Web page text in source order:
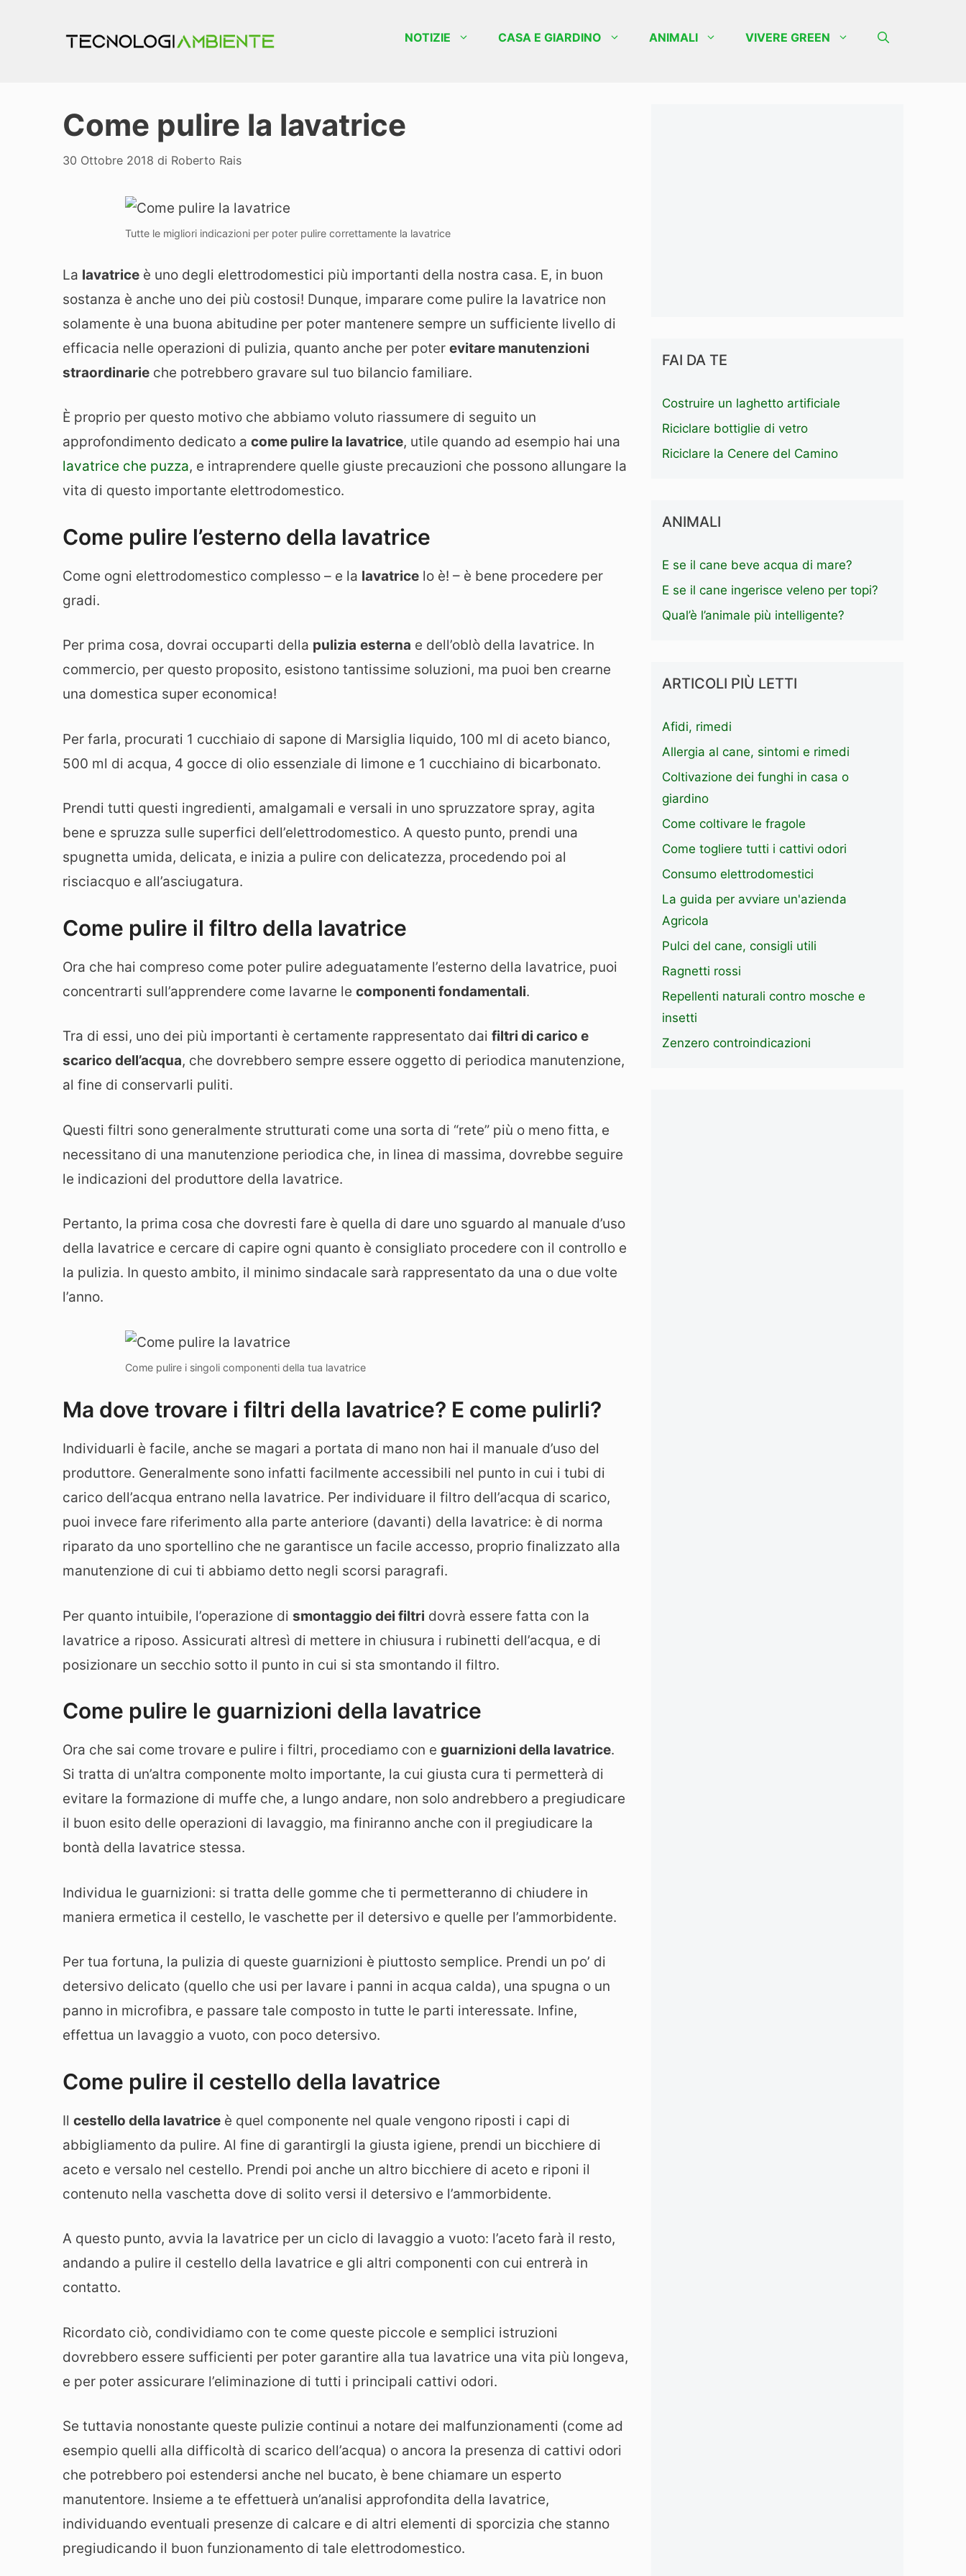
NOTIZIE CASA E GIARDINO ANIMALI VIVERE GREEN
Come pulire la lavatrice
30 Ottobre 2018 di Roberto Rais
Tutte le migliori indicazioni per poter pulire correttamente la lavatrice
La lavatrice è uno degli elettrodomestici più importanti della nostra casa. E, in buon
sostanza è anche uno dei più costosi! Dunque, imparare come pulire la lavatrice non
solamente è una buona abitudine per poter mantenere sempre un sufficiente livello di
efficacia nelle operazioni di pulizia, quanto anche per poter evitare manutenzioni
straordinarie che potrebbero gravare sul tuo bilancio familiare.
È proprio per questo motivo che abbiamo voluto riassumere di seguito un
approfondimento dedicato a come pulire la lavatrice, utile quando ad esempio hai una
lavatrice che puzza, e intraprendere quelle giuste precauzioni che possono allungare la
vita di questo importante elettrodomestico.
Come pulire l’esterno della lavatrice
Come ogni elettrodomestico complesso – e la lavatrice lo è! – è bene procedere per
gradi.
Per prima cosa, dovrai occuparti della pulizia esterna e dell’oblò della lavatrice. In
commercio, per questo proposito, esistono tantissime soluzioni, ma puoi ben crearne
una domestica super economica!
Per farla, procurati 1 cucchiaio di sapone di Marsiglia liquido, 100 ml di aceto bianco,
500 ml di acqua, 4 gocce di olio essenziale di limone e 1 cucchiaino di bicarbonato.
Prendi tutti questi ingredienti, amalgamali e versali in uno spruzzatore spray, agita
bene e spruzza sulle superfici dell’elettrodomestico. A questo punto, prendi una
spugnetta umida, delicata, e inizia a pulire con delicatezza, procedendo poi al
risciacquo e all’asciugatura.
Come pulire il filtro della lavatrice
Ora che hai compreso come poter pulire adeguatamente l’esterno della lavatrice, puoi
concentrarti sull’apprendere come lavarne le componenti fondamentali.
Tra di essi, uno dei più importanti è certamente rappresentato dai filtri di carico e
scarico dell’acqua, che dovrebbero sempre essere oggetto di periodica manutenzione,
al fine di conservarli puliti.
Questi filtri sono generalmente strutturati come una sorta di “rete” più o meno fitta, e
necessitano di una manutenzione periodica che, in linea di massima, dovrebbe seguire
le indicazioni del produttore della lavatrice.
Pertanto, la prima cosa che dovresti fare è quella di dare uno sguardo al manuale d’uso
della lavatrice e cercare di capire ogni quanto è consigliato procedere con il controllo e
la pulizia. In questo ambito, il minimo sindacale sarà rappresentato da una o due volte
l’anno.
Come pulire i singoli componenti della tua lavatrice
Ma dove trovare i filtri della lavatrice? E come pulirli?
Individuarli è facile, anche se magari a portata di mano non hai il manuale d’uso del
produttore. Generalmente sono infatti facilmente accessibili nel punto in cui i tubi di
carico dell’acqua entrano nella lavatrice. Per individuare il filtro dell’acqua di scarico,
puoi invece fare riferimento alla parte anteriore (davanti) della lavatrice: è di norma
riparato da uno sportellino che ne garantisce un facile accesso, proprio finalizzato alla
manutenzione di cui ti abbiamo detto negli scorsi paragrafi.
Per quanto intuibile, l’operazione di smontaggio dei filtri dovrà essere fatta con la
lavatrice a riposo. Assicurati altresì di mettere in chiusura i rubinetti dell’acqua, e di
posizionare un secchio sotto il punto in cui si sta smontando il filtro.
Come pulire le guarnizioni della lavatrice
Ora che sai come trovare e pulire i filtri, procediamo con e guarnizioni della lavatrice.
Si tratta di un’altra componente molto importante, la cui giusta cura ti permetterà di
evitare la formazione di muffe che, a lungo andare, non solo andrebbero a pregiudicare
il buon esito delle operazioni di lavaggio, ma finiranno anche con il pregiudicare la
bontà della lavatrice stessa.
Individua le guarnizioni: si tratta delle gomme che ti permetteranno di chiudere in
maniera ermetica il cestello, le vaschette per il detersivo e quelle per l’ammorbidente.
Per tua fortuna, la pulizia di queste guarnizioni è piuttosto semplice. Prendi un po’ di
detersivo delicato (quello che usi per lavare i panni in acqua calda), una spugna o un
panno in microfibra, e passare tale composto in tutte le parti interessate. Infine,
effettua un lavaggio a vuoto, con poco detersivo.
Come pulire il cestello della lavatrice
Il cestello della lavatrice è quel componente nel quale vengono riposti i capi di
abbigliamento da pulire. Al fine di garantirgli la giusta igiene, prendi un bicchiere di
aceto e versalo nel cestello. Prendi poi anche un altro bicchiere di aceto e riponi il
contenuto nella vaschetta dove di solito versi il detersivo e l’ammorbidente.
A questo punto, avvia la lavatrice per un ciclo di lavaggio a vuoto: l’aceto farà il resto,
andando a pulire il cestello della lavatrice e gli altri componenti con cui entrerà in
contatto.
Ricordato ciò, condividiamo con te come queste piccole e semplici istruzioni
dovrebbero essere sufficienti per poter garantire alla tua lavatrice una vita più longeva,
e per poter assicurare l’eliminazione di tutti i principali cattivi odori.
Se tuttavia nonostante queste pulizie continui a notare dei malfunzionamenti (come ad
esempio quelli alla difficoltà di scarico dell’acqua) o ancora la presenza di cattivi odori
che potrebbero poi estendersi anche nel bucato, è bene chiamare un esperto
manutentore. Insieme a te effettuerà un’analisi approfondita della lavatrice,
individuando eventuali presenze di calcare e di altri elementi di sporcizia che stanno
pregiudicando il buon funzionamento di tale elettrodomestico.
FAI DA TE
Costruire un laghetto artificiale
Riciclare bottiglie di vetro
Riciclare la Cenere del Camino
ANIMALI
E se il cane beve acqua di mare?
E se il cane ingerisce veleno per topi?
Qual’è l’animale più intelligente?
ARTICOLI PIÙ LETTI
Afidi, rimedi
Allergia al cane, sintomi e rimedi
Coltivazione dei funghi in casa o
giardino
Come coltivare le fragole
Come togliere tutti i cattivi odori
Consumo elettrodomestici
La guida per avviare un'azienda
Agricola
Pulci del cane, consigli utili
Ragnetti rossi
Repellenti naturali contro mosche e
insetti
Zenzero controindicazioni